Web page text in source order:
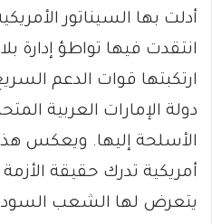
أدلت بها السيناتور
انتقدت فيها تواطؤ إدارة
ارتكبتها قوات الدعم
دولة الإمارات العربية
الأسلحة إليها. ويعكس
أمريكية تدرك حقيقة
يتعرض لها الشعب